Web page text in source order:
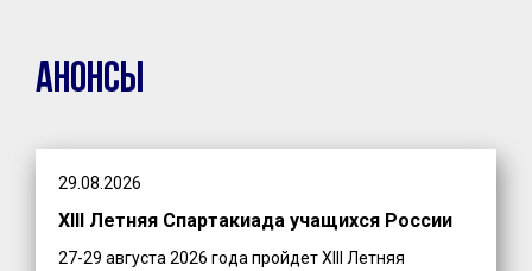
Анонсы
29.08.2026
XIII Летняя Спартакиада учащихся России
27-29 августа 2026 года пройдет XIII Летняя